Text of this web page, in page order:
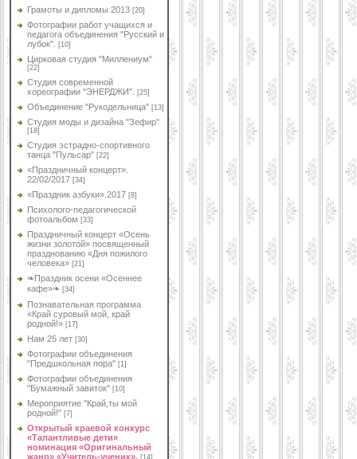
Грамоты и дипломы 2013 [20]
Фотографии работ учащихся и
педагога объединения "Русский и
лубок".
[10]
Цирковая студия "Миллениум"
[22]
Студия современной
хореографии "ЭНЕРДЖИ".
[25]
Объединение "Рукодельница" [13]
Студия моды и дизайна "Зефир"
[18]
Студия эстрадно-спортивного
танца "Пульсар" [22]
«Праздничный концерт».
22/02/2017 [34]
«Праздник азбуки».2017 [8]
Психолого-педагогической
фотоальбом [33]
Праздничный концерт «Осень
жизни золотой» посвященный
празднованию «Дня пожилого
человека» [21]
❧Праздник осени «Осеннее
кафе»❧ [34]
Познавательная программа
«Край суровый мой, край
родной!» [17]
Нам 25 лет [30]
Фотографии объединения
"Предшкольная пора" [1]
Фотографии объединения
"Бумажный завиток" [10]
Мероприятие "Край,ты мой
родной!" [7]
Открытый краевой конкурс
«Талантливые дети»
номинация «Оригинальный
жанр» «Учитель-ученик». [14]